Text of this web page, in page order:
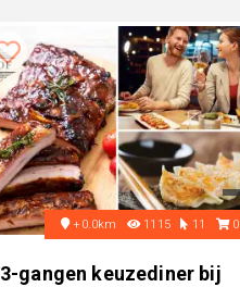
+0.0km 1115 11 0
3-gangen keuzediner bij